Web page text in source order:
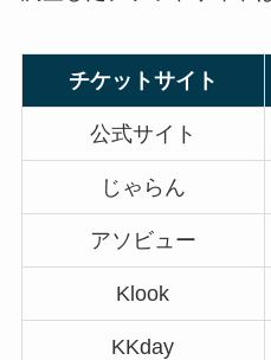
チケットサイト
公式サイト
じゃらん
アソビュー
Klook
KKday